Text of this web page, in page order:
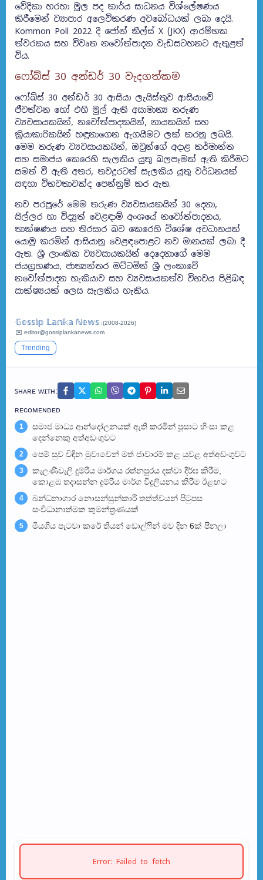
වේදිකා හරහා මූල පද කාර්ය සාධනය විශ්ලේෂණය
කිරීමෙන් ව්‍යාපාර අලෙවිකරණ අවබෝධයක් ලබා දෙයි.
Kommon Poll 2022 දී ජෝන් කීල්ස් X (JKX) ආරම්භක
ත්වරකය සහ විවෘත නවෝත්පාදන වැඩසටහනට ඇතුළත්
විය.
ෆෝබ්ස් 30 අන්ඩර් 30 වැදගත්කම
ෆෝබ්ස් 30 අන්ඩර් 30 ආසියා ලැයිස්තුව ආසියාවේ
ජීවත්වන හෝ එහි මුල් ඇති අසාමාන්‍ය තරුණ
ව්‍යවසායකයින්, නවෝත්පාදකයින්, නායකයින් සහ
ක්‍රියාකාරිකයින් හඳුනාගෙන ඇගයීමට ලක් කරනු ලබයි.
මෙම තරුණ ව්‍යවසායකයින්, ඔවුන්ගේ අදාළ කර්මාන්ත
සහ සමාජය කෙරෙහි සැලකිය යුතු බලපෑමක් ඇති කිරීමට
සමත් වී ඇති අතර, තවදුරටත් සැලකිය යුතු වර්ධනයක්
සඳහා විභවතාවක්ද පෙන්නුම් කර ඇත.
නව පරපුරේ මෙම තරුණ ව්‍යවසායකයින් 30 දෙනා,
සිල්ලර හා විද්‍යුත් වෙළඳාම් අංශයේ නවෝත්පාදනය,
තාක්ෂණය සහ තිරසාර බව කෙරෙහි විශේෂ අවධානයක්
යොමු කරමින් ආසියානු වෙළඳපොළට නව මානයක් ලබා දී
ඇත. ශ්‍රී ලාංකික ව්‍යවසායකයින් දෙදෙනාගේ මෙම
ජයග්‍රහණය, ජාත්‍යන්තර මට්ටමින් ශ්‍රී ලංකාවේ
නවෝත්පාදන හැකියාව සහ ව්‍යවසායකත්ව විභවය පිළිබඳ
සාක්ෂ්‍යයක් ලෙස සැලකිය හැකිය.
𝔾𝕠𝕤𝕤𝕚𝕡 𝕃𝕒𝕟𝕜𝕒 ℕ𝕖𝕨𝕤 :(2008-2026)
✉️ editor@gossiplankanews.com
Trending
ꜱʜᴀʀᴇ ᴡɪᴛʜ:
ʀᴇᴄᴏᴍᴇɴᴅᴇᴅ
1
සමාජ මාධ්‍ය ආන්දෝලනයක් ඇති කරමින් පූසාට හිංසා කළ
දෙන්නෙකු අත්අඩංගුවට
2 පෙම් සුව විඳින මුවාවෙන් මත් ජාවාරම් කළ යුවළ අත්අඩංගුවට
3
කැලණිවැලි දුම්රිය මාර්ගය රත්නපුරය දක්වා දීර්ඝ කිරීම,
කොළඹ තදාසන්න දුම්රිය මාර්ග විදුලියනය කිරීම ඊළඟ​ට
4
බන්ධනාගාර නොසන්සුන්කාරී තත්ත්වයන් පිටුපස
සංවිධානාත්මක කුමන්ත්‍රණයක්
5 මියගිය පැටවා කරේ තියන් ඩොල්ෆින් මව දින 6ක් පීනලා
Error: Failed to fetch